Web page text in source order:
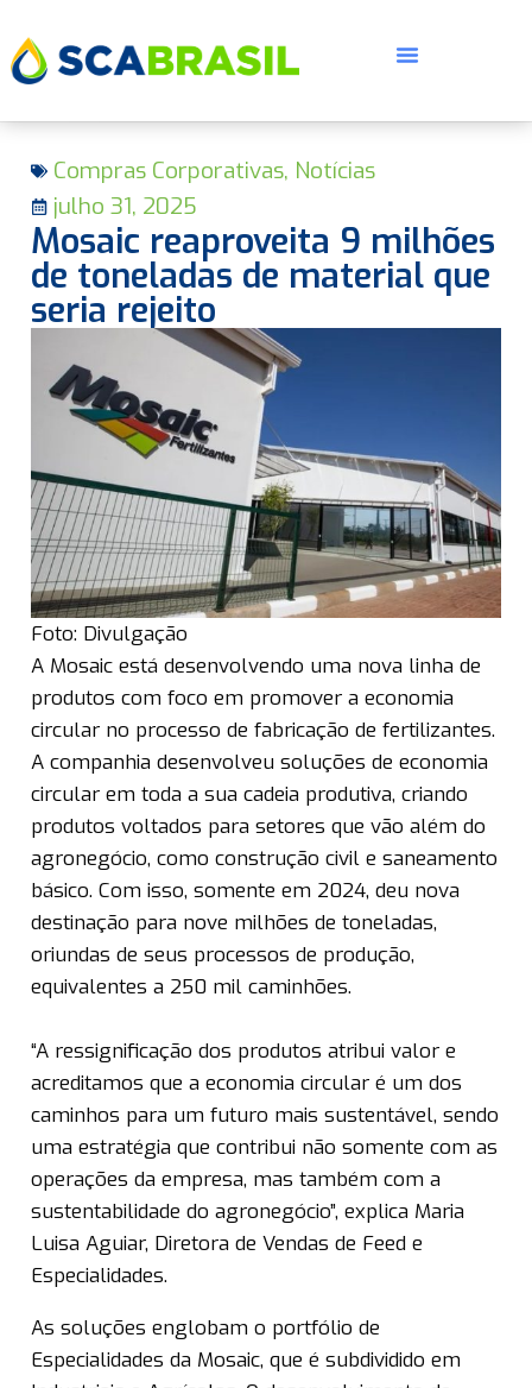
Compras Corporativas, Notícias
julho 31, 2025
Mosaic reaproveita 9 milhões
de toneladas de material que
seria rejeito
Foto: Divulgação
A Mosaic está desenvolvendo uma nova linha de
produtos com foco em promover a economia
circular no processo de fabricação de fertilizantes.
A companhia desenvolveu soluções de economia
circular em toda a sua cadeia produtiva, criando
produtos voltados para setores que vão além do
agronegócio, como construção civil e saneamento
básico. Com isso, somente em 2024, deu nova
destinação para nove milhões de toneladas,
oriundas de seus processos de produção,
equivalentes a 250 mil caminhões.
“A ressignificação dos produtos atribui valor e
acreditamos que a economia circular é um dos
caminhos para um futuro mais sustentável, sendo
uma estratégia que contribui não somente com as
operações da empresa, mas também com a
sustentabilidade do agronegócio”, explica Maria
Luisa Aguiar, Diretora de Vendas de Feed e
Especialidades.
As soluções englobam o portfólio de
Especialidades da Mosaic, que é subdividido em